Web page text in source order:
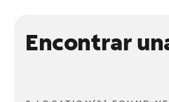
Encontrar